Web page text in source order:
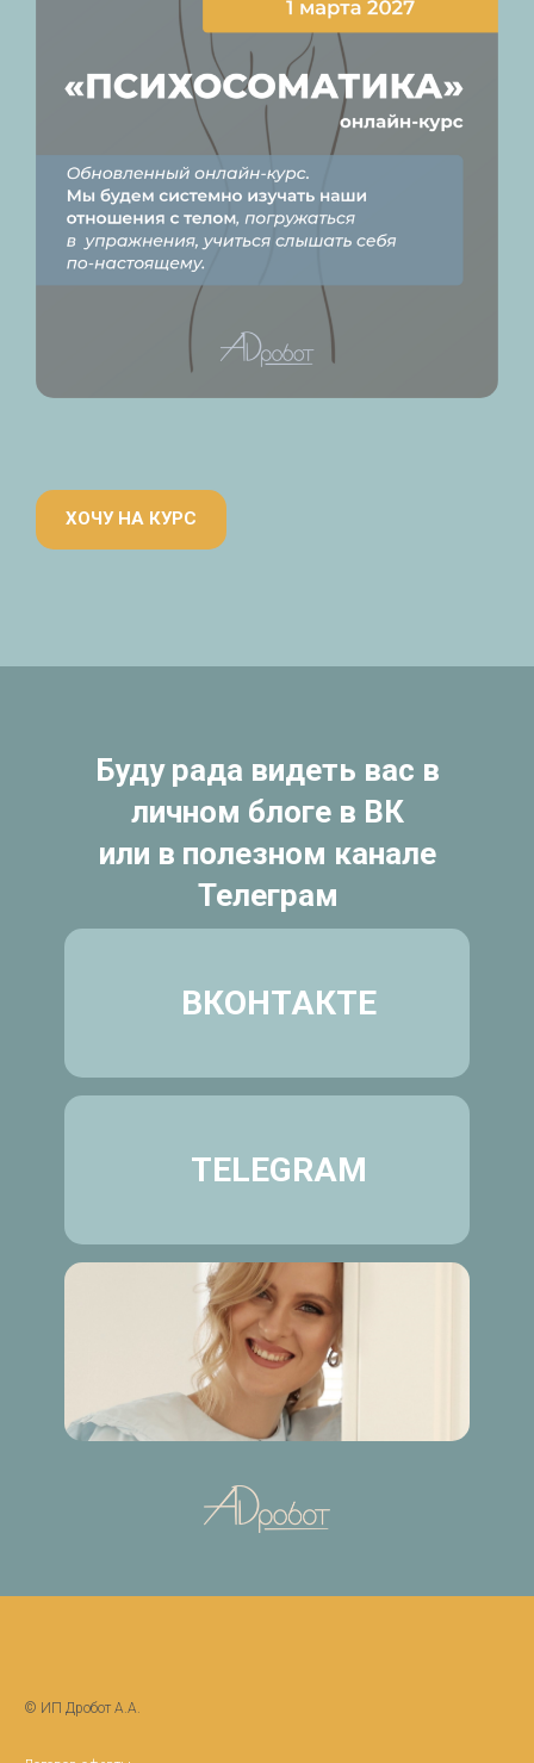
ХОЧУ НА КУРС
Буду рада видеть вас в
личном блоге в ВК
или в полезном канале
Телеграм
ВКОНТАКТЕ
TELEGRAM
© ИП Дробот А.А.